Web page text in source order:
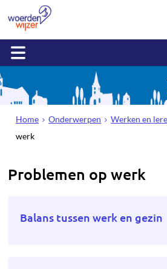
Home Onderwerpen Werken en
werk
Problemen op werk
Balans tussen werk en gezin